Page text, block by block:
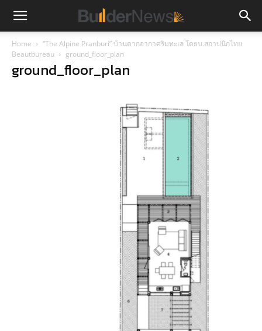
Home
“The Alpine Pranburi” บ้านตากอากาศริมทะเล โดยบ.สถาปนิกไทย
Beautbureau
ground_floor_plan
ground_floor_plan